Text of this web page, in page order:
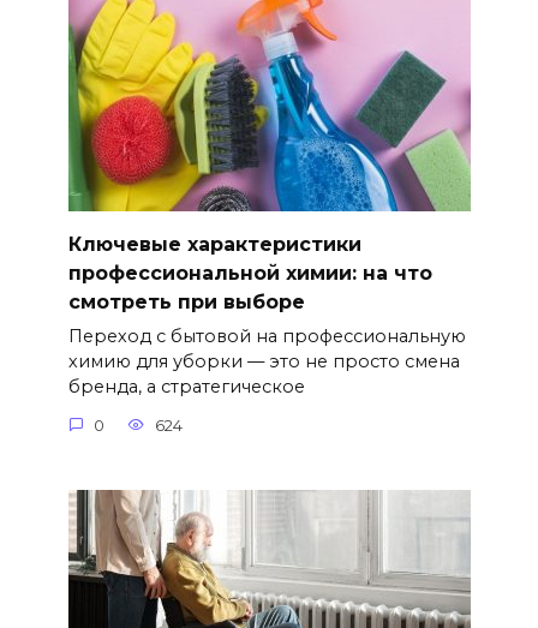
Ключевые характеристики
профессиональной химии: на что
смотреть при выборе
Переход с бытовой на профессиональную
химию для уборки — это не просто смена
бренда, а стратегическое
0 624